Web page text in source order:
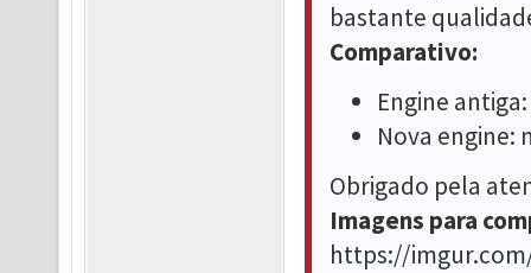
bastante
Comparativo:
Engine
Nova engine:
Obrigado pela
Imagens para
https://